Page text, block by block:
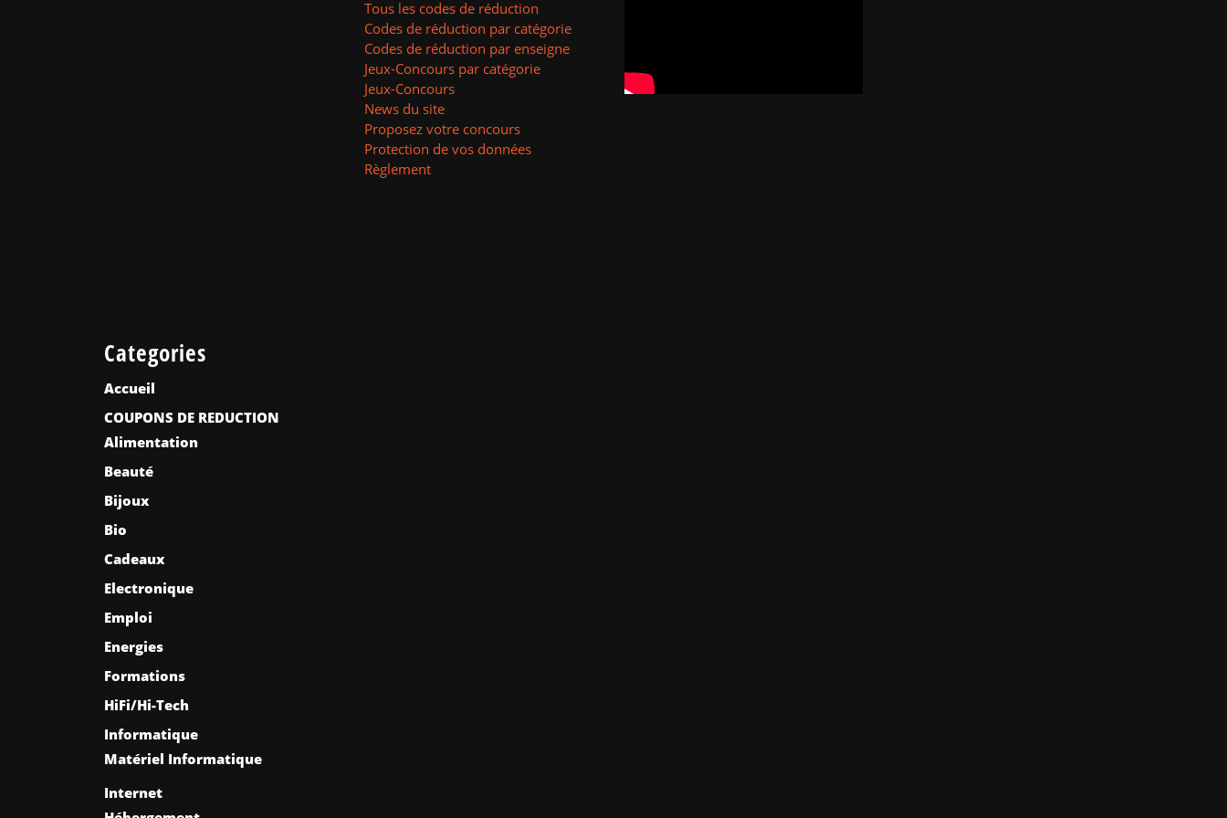
Tous les codes de réduction
Codes de réduction par catégorie
Codes de réduction par enseigne
Jeux-Concours par catégorie
Jeux-Concours
News du site
Proposez votre concours
Protection de vos données
Règlement
Categories
Accueil
COUPONS DE REDUCTION
Alimentation
Beauté
Bijoux
Bio
Cadeaux
Electronique
Emploi
Energies
Formations
HiFi/Hi-Tech
Informatique
Matériel Informatique
Internet